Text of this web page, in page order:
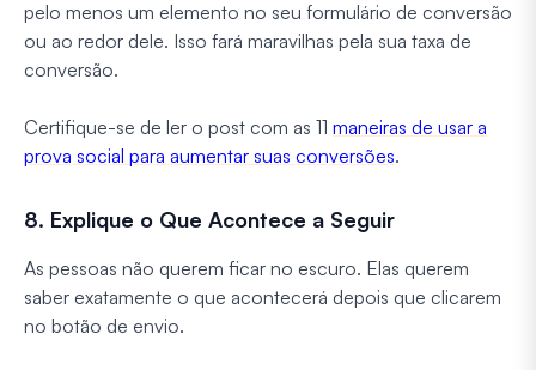
pelo menos um elemento no seu formulário de conversão
ou ao redor dele. Isso fará maravilhas pela sua taxa de
conversão.
Certifique-se de ler o post com as 11 maneiras de usar a
prova social para aumentar suas conversões.
8. Explique o Que Acontece a Seguir
As pessoas não querem ficar no escuro. Elas querem
saber exatamente o que acontecerá depois que clicarem
no botão de envio.